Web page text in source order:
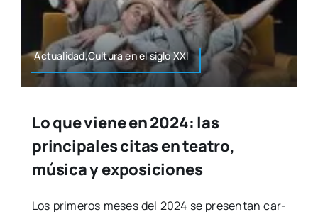
Actualidad,Cultura en el siglo XXI
Lo que viene en 2024: las
principales citas en teatro,
música y exposiciones
Los pri­me­ros meses del 2024 se pre­sen­tan car­